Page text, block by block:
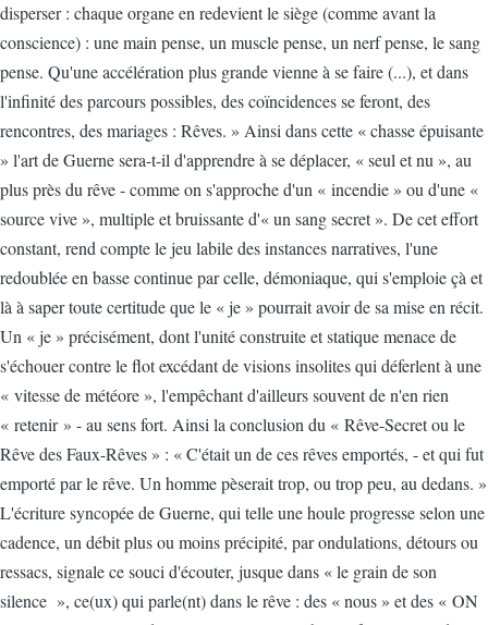
disperser : chaque organe en redevient le siège (comme avant la
conscience) : une main pense, un muscle pense, un nerf pense, le sang
pense. Qu'une accélération plus grande vienne à se faire (...), et dans
l'infinité des parcours possibles, des coïncidences se feront, des
rencontres, des mariages : Rêves. » Ainsi dans cette « chasse épuisante
» l'art de Guerne sera-t-il d'apprendre à se déplacer, « seul et nu », au
plus près du rêve - comme on s'approche d'un « incendie » ou d'une «
source vive », multiple et bruissante d'« un sang secret ». De cet effort
constant, rend compte le jeu labile des instances narratives, l'une
redoublée en basse continue par celle, démoniaque, qui s'emploie çà et
là à saper toute certitude que le « je » pourrait avoir de sa mise en récit.
Un « je » précisément, dont l'unité construite et statique menace de
s'échouer contre le flot excédant de visions insolites qui déferlent à une
« vitesse de météore », l'empêchant d'ailleurs souvent de n'en rien
« retenir » - au sens fort. Ainsi la conclusion du « Rêve-Secret ou le
Rêve des Faux-Rêves » : « C'était un de ces rêves emportés, - et qui fut
emporté par le rêve. Un homme pèserait trop, ou trop peu, au dedans. »
L'écriture syncopée de Guerne, qui telle une houle progresse selon une
cadence, un débit plus ou moins précipité, par ondulations, détours ou
ressacs, signale ce souci d'écouter, jusque dans « le grain de son
silence », ce(ux) qui parle(nt) dans le rêve : des « nous » et des « ON